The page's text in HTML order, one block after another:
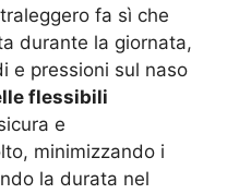
fa sì che
durante la giornata,
e pressioni sul naso
flessibili
e
minimizzando i
la durata nel